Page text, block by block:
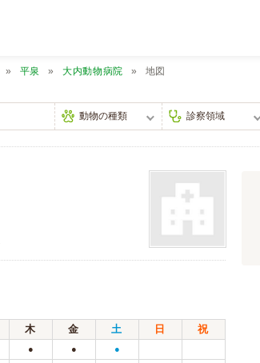
平泉 大内動物病院 地図
木 金 土 日
祝
● ● ●